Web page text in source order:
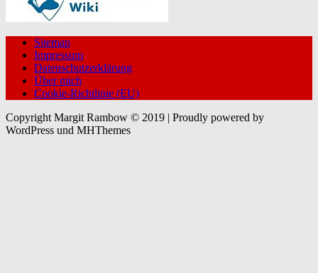
Sitemap
Impressum
Datenschutzerklärung
Über mich
Cookie-Richtlinie (EU)
Copyright Margit Rambow © 2019 | Proudly powered by
WordPress und MHThemes